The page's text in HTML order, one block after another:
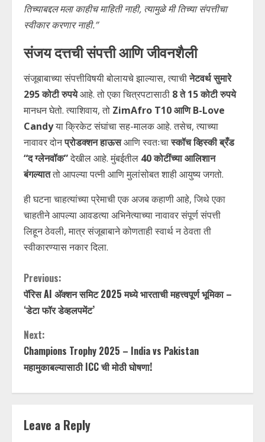
तिच्याबद्दल मला काहीच माहिती नाही, त्यामुळे मी तिच्या संपत्तीचा
स्वीकार करणार नाही.”
संजय दत्तची संपत्ती आणि जीवनशैली
संजूबाबाच्या संपत्तीविषयी बोलायचे झाल्यास, त्याचीनेटवर्थ सुमारे
295 कोटी रुपयेआहे. तो एका चित्रपटासाठी 8 ते 15 कोटी रुपये
मानधन घेतो. त्याशिवाय, तो ZimAfro T10 आणि B-Love
Candyया क्रिकेट संघांचा सह-मालक आहे. तसेच, त्याच्या
नावावर दोनप्रोडक्शन हाऊसआणि स्वतःचास्कॉच व्हिस्की ब्रँड
“द ग्लेनवॉक”देखील आहे. मुंबईतील 40 कोटींच्या आलिशान
बंगल्याततो आपल्या पत्नी आणि मुलांसोबत शाही आयुष्य जगतो.
ही घटना चाहत्यांच्या प्रेमाची एक अजब कहाणी आहे, जिथे एका
चाहतीने आपल्या आवडत्या अभिनेत्याच्या नावावर संपूर्ण संपत्ती
लिहून ठेवली, मात्र संजूबाबाने कोणताही स्वार्थ न ठेवता ती
स्वीकारण्यास नकार दिला.
C
o
n
t
u
Previous:
पॅरिस AI अ‍ॅक्शन समिट 2025 मध्ये भारताची महत्त्वपूर्ण भूमिका –
‘डेटा फॉर डेव्हलपमेंट’
Next:
Champions Trophy 2025 – India vs Pakistan
महामुकाबल्यासाठी ICC ची मोठी घोषणा!
Leave a Reply